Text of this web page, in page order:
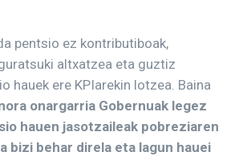
pentsio ez kontributiboak,
altxatzea eta guztiz
hauek ere KPIarekin lotzea. Baina
onargarria Gobernuak legez
hauen jasotzaileak pobreziaren
bizi behar direla eta lagun hauei